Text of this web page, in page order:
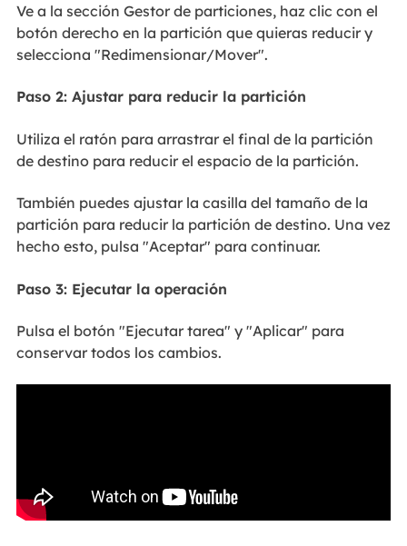
Ve a la sección Gestor de particiones, haz clic con el
botón derecho en la partición que quieras reducir y
selecciona "Redimensionar/Mover".
Paso 2: Ajustar para reducir la partición
Utiliza el ratón para arrastrar el final de la partición
de destino para reducir el espacio de la partición.
También puedes ajustar la casilla del tamaño de la
partición para reducir la partición de destino. Una vez
hecho esto, pulsa "Aceptar" para continuar.
Paso 3: Ejecutar la operación
Pulsa el botón "Ejecutar tarea" y "Aplicar" para
conservar todos los cambios.